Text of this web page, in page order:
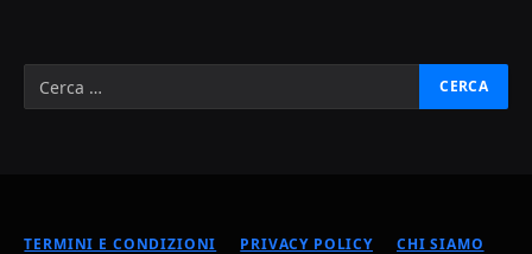
TERMINI E CONDIZIONI PRIVACY POLICY CHI SIAMO